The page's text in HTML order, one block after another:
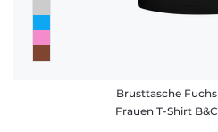
Brusttasche Fuchs
Frauen T-Shirt B&C